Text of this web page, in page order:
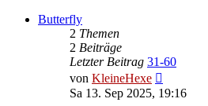
Butterfly
2 Themen
2 Beiträge
Letzter Beitrag 31-60
von KleineHexe
Beitrag
Sa 13. Sep 2025, 19:16